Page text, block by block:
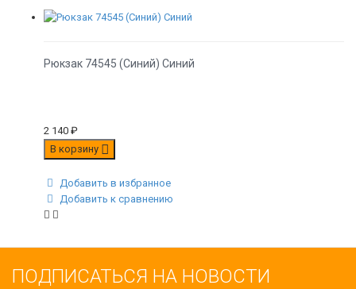
Рюкзак 74545 (Синий) Синий
2 140 ₽
В корзину
Добавить в избранное
Добавить к сравнению
ПОДПИСАТЬСЯ НА НОВОСТИ